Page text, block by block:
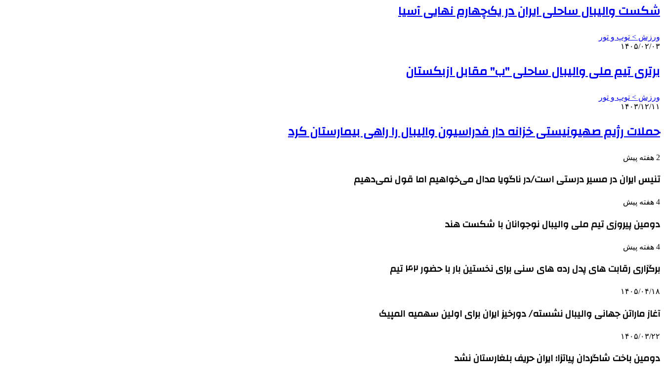
شکست والیبال ساحلی ایران در یک‌چهارم نهایی آسیا
ورزش > توپ و تور
۱۴۰۵/۰۲/۰۳
برتری تیم ملی والیبال ساحلی "ب" مقابل ازبکستان
ورزش > توپ و تور
۱۴۰۳/۱۲/۱۱
حملات رژیم صهیونیستی خزانه دار فدراسیون والیبال را راهی بیمارستان کرد
2 هفته پیش
تنیس ایران در مسیر درستی است/در ناگویا مدال می‌خواهیم اما قول نمی‌دهیم
4 هفته پیش
دومین پیروزی تیم ملی والیبال نوجوانان با شکست هند
4 هفته پیش
برگزاری رقابت های پدل رده های سنی برای نخستین بار با حضور ۴۲ تیم
۱۴۰۵/۰۴/۱۸
آغاز ماراتن جهانی والیبال نشسته/ دورخیز ایران برای اولین سهمیه المپیک
۱۴۰۵/۰۳/۲۲
دومین باخت شاگردان پیاتزا؛ ایران حریف بلغارستان نشد